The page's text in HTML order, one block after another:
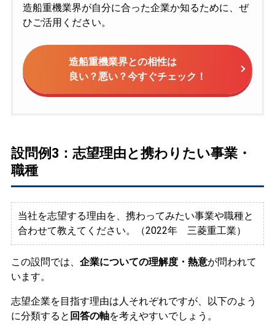
造船重機業界が自分に合った企業か知るために、ぜ
ひご活用ください。
造船重機業界との相性は
良い？悪い？今すぐチェック！
設問例3：志望理由と携わりたい事業・
職種
当社を志望する理由を、携わってみたい事業や職種と
合わせて教えてください。（2022年 三菱重工業）
この設問では、 企業についての理解度・熱意が問われて
います。
志望企業を目指す理由は人それぞれですが、以下のよう
に分類すると 回答の軸を考えやすいでしょう。